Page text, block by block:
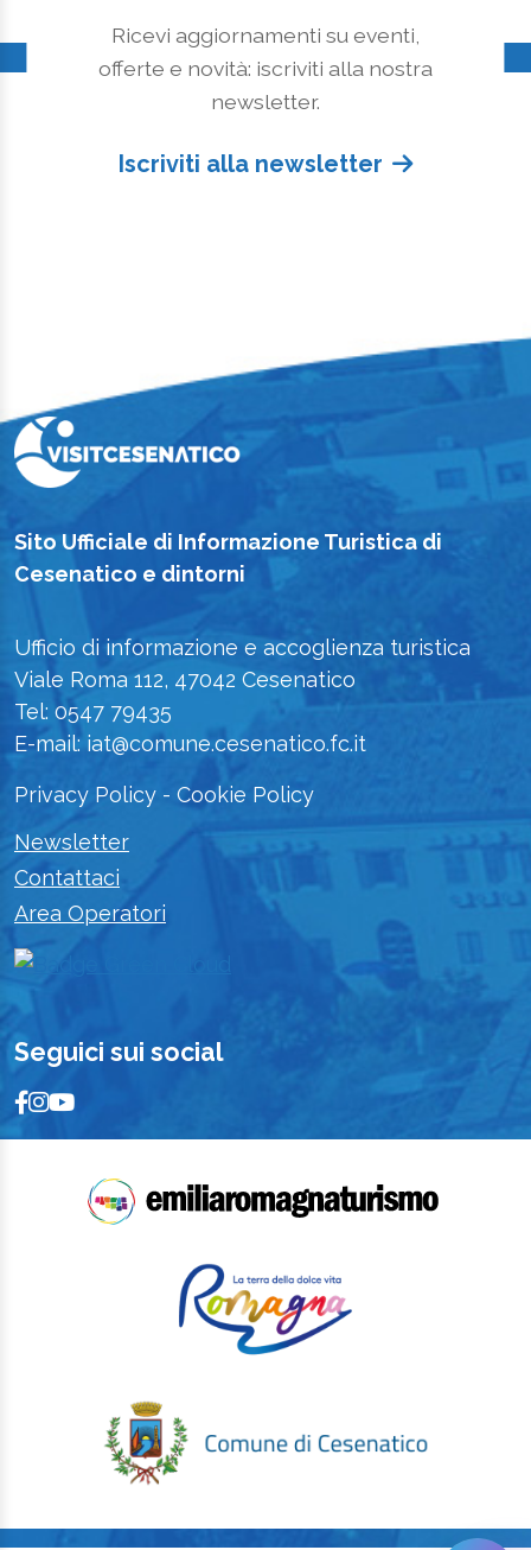
Ricevi aggiornamenti su eventi,
offerte e novità: iscriviti alla nostra
newsletter.
Iscriviti alla newsletter
Sito Ufficiale di Informazione Turistica di
Cesenatico e dintorni
Ufficio di informazione e accoglienza turistica
Viale Roma 112, 47042 Cesenatico
Tel: 0547 79435
E-mail: iat@comune.cesenatico.fc.it
Privacy Policy - Cookie Policy
Newsletter
Contattaci
Area Operatori
Seguici sui social